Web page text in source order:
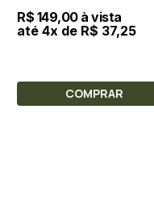
R$ 149,00 à vista
até 4x de R$ 37,25
COMPRAR